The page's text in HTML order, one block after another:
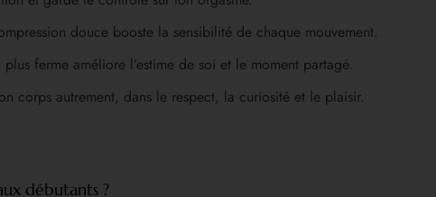
douce booste la sensibilité de chaque mouvement.
ferme améliore l’estime de soi et le moment partagé.
corps autrement, dans le respect, la curiosité et le plaisir.
débutants ?